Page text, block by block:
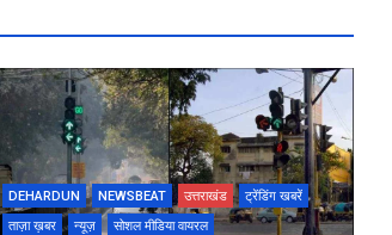
DEHARDUN NEWSBEAT उत्तराखंड
ट्रेंडिंग खबरें
ताज़ा ख़बर
न्यूज़ सोशल मीडिया वायरल